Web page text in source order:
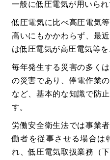
一般に低圧電気が用いられ
低圧電気に比べ高圧電気
高いにもかかわらず、最
は低圧電気が高圧電気等を
毎年発生する災害の多く
の災害であり、停電作業
など、基本的な知識で防
す。
労働安全衛生法では事業
働者を従事させる場合は
れ、低圧電気取扱業務（